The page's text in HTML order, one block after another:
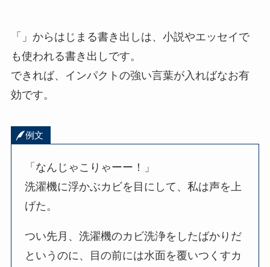
「」からはじまる書き出しは、小説やエッセイで
も使われる書き出しです。
できれば、インパクトの強い言葉が入ればなお有
効です。
例文
「なんじゃこりゃーー！」
洗濯機に浮かぶカビを目にして、私は声を上
げた。
つい先月、洗濯機のカビ洗浄をしたばかりだ
というのに、目の前には水面を覆いつくすカ